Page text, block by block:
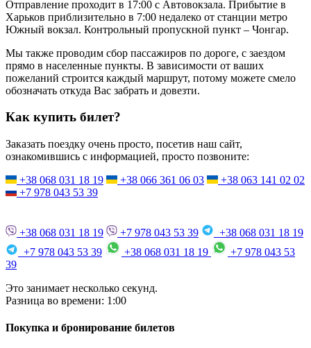
Отправление проходит в 17:00 с Автовокзала. Прибытие в
Харьков приблизительно в 7:00 недалеко от станции метро
Южный вокзал. Контрольный пропускной пункт – Чонгар.
Мы также проводим сбор пассажиров по дороге, с заездом
прямо в населенные пункты. В зависимости от ваших
пожеланий строится каждый маршрут, потому можете смело
обозначать откуда Вас забрать и довезти.
Как купить билет?
Заказать поездку очень просто, посетив наш сайт,
ознакомившись с информацией, просто позвоните:
+38 068 031 18 19
+38 066 361 06 03
+38 063 141 02 02
+7 978 043 53 39
+38 068 031 18 19 +7 978 043 53 39
+38 068 031 18 19
+7 978 043 53 39
+38 068 031 18 19
+7 978 043 53
39
Это занимает несколько секунд.
Разница во времени: 1:00
Покупка и бронирование билетов